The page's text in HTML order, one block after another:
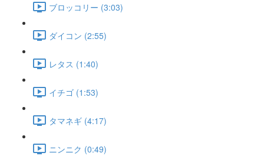
ブロッコリー (3:03)
ダイコン (2:55)
レタス (1:40)
イチゴ (1:53)
タマネギ (4:17)
ニンニク (0:49)